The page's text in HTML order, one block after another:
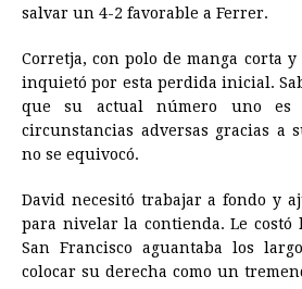
salvar un 4-2 favorable a Ferrer.
Corretja, con polo de manga corta
inquietó por esta perdida inicial.
que su actual número uno es
circunstancias adversas gracias a
no se equivocó.
David necesitó trabajar a fondo y
para nivelar la contienda. Le costó
San Francisco aguantaba los
colocar su derecha como un